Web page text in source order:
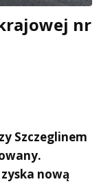
nr
Szczeglinem
nową